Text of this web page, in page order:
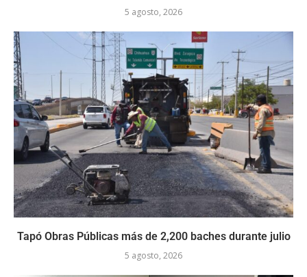
5 agosto, 2026
Tapó Obras Públicas más de 2,200 baches durante julio
5 agosto, 2026